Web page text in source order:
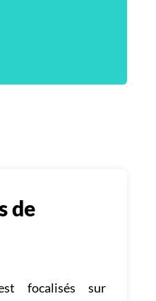
qualités
de
focalisés sur